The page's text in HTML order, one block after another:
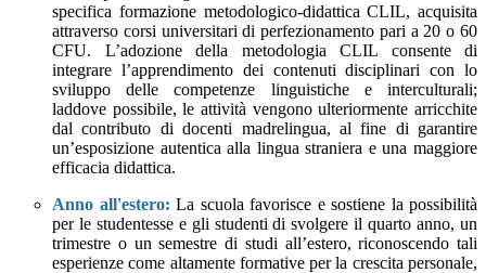
specifica formazione metodologico-didattica CLIL, acquisita
attraverso corsi universitari di perfezionamento pari a 20 o 60
CFU. L’adozione della metodologia CLIL consente di
integrare l’apprendimento dei contenuti disciplinari con lo
sviluppo delle competenze linguistiche e interculturali;
laddove possibile, le attività vengono ulteriormente arricchite
dal contributo di docenti madrelingua, al fine di garantire
un’esposizione autentica alla lingua straniera e una maggiore
efficacia didattica.
Anno all'estero: La scuola favorisce e sostiene la possibilità
per le studentesse e gli studenti di svolgere il quarto anno, un
trimestre o un semestre di studi all’estero, riconoscendo tali
esperienze come altamente formative per la crescita personale,